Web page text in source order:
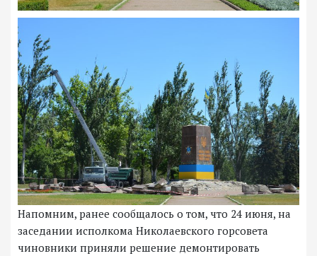
Напомним, ранее сообщалось о том, что 24 июня, на
заседании исполкома Николаевского горсовета
чиновники приняли решение демонтировать